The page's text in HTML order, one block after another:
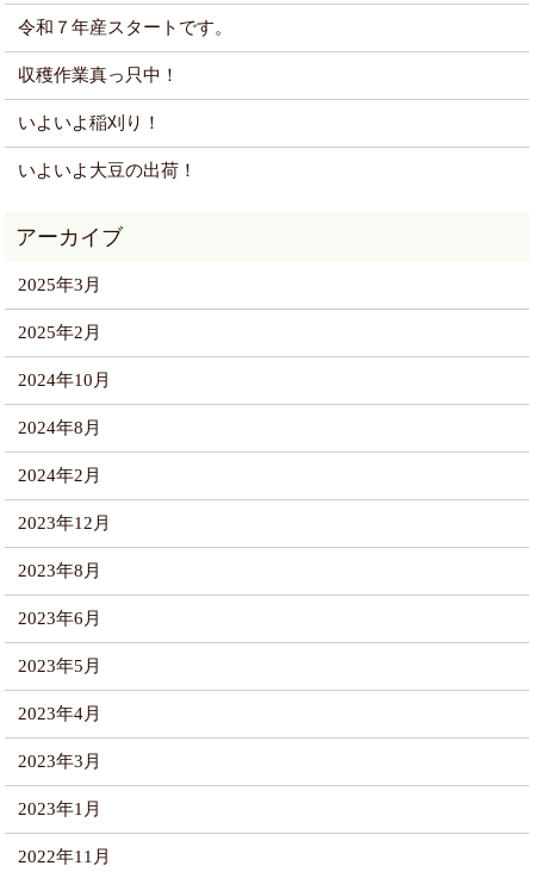
令和７年産スタートです。
収穫作業真っ只中！
いよいよ稲刈り！
いよいよ大豆の出荷！
2025年3月
2025年2月
2024年10月
2024年8月
2024年2月
2023年12月
2023年8月
2023年6月
2023年5月
2023年4月
2023年3月
2023年1月
2022年11月